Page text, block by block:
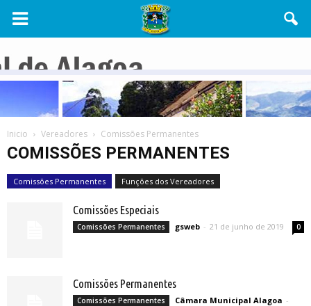
Câmara
Municipal
Alagoa
Inicio Vereadores Comissões Permanentes
COMISSÕES PERMANENTES
Comissões Permanentes Funções dos Vereadores
Comissões Especiais
Comissões Permanentes gsweb - 21 de junho de 2019 0
Comissões Permanentes
Comissões Permanentes Câmara Municipal Alagoa -